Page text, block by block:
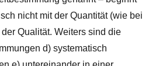
nicht mit der Quantität (wie bei
Qualität. Weiters sind die
d) systematisch